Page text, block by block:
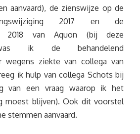
aanvaard), de zienswijze op de
2017 en de
2018 van Aquon (bij deze
ik de behandelend
wegens ziekte van collega van
ik hulp van collega Schots bij
van een vraag waarop ik het
moest blijven). Ook dit voorstel
stemmen aanvaard.